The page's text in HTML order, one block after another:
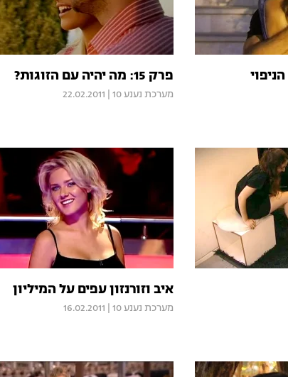
פרק 15: מה יהיה עם הזוגות?
מערכת נענע 10 22.02.2011
איב וזורנזון עפים על המיליון
מערכת נענע 10 16.02.2011